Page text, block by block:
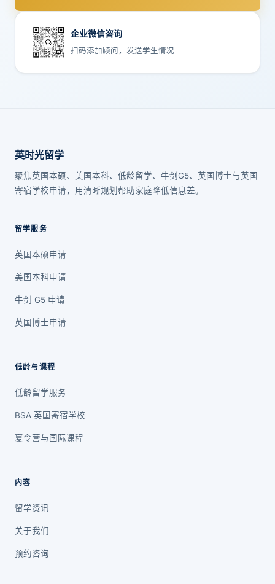
企业微信咨询
扫码添加顾问，发送学生情况
英时光留学
聚焦英国本硕、美国本科、低龄留学、牛剑G5、英国博士与英国
寄宿学校申请，用清晰规划帮助家庭降低信息差。
留学服务
英国本硕申请
美国本科申请
牛剑 G5 申请
英国博士申请
低龄与课程
低龄留学服务
BSA 英国寄宿学校
夏令营与国际课程
内容
留学资讯
关于我们
预约咨询